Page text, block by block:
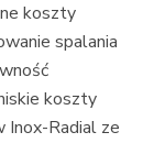
koszty
spalania
koszty
Radial ze